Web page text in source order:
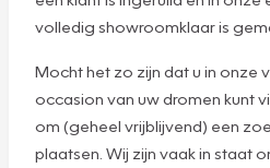
volledig showroomklaar is
Mocht het zo zijn dat u in onze
occasion van uw dromen kunt
om (geheel vrijblijvend) een
plaatsen. Wij zijn vaak in staat